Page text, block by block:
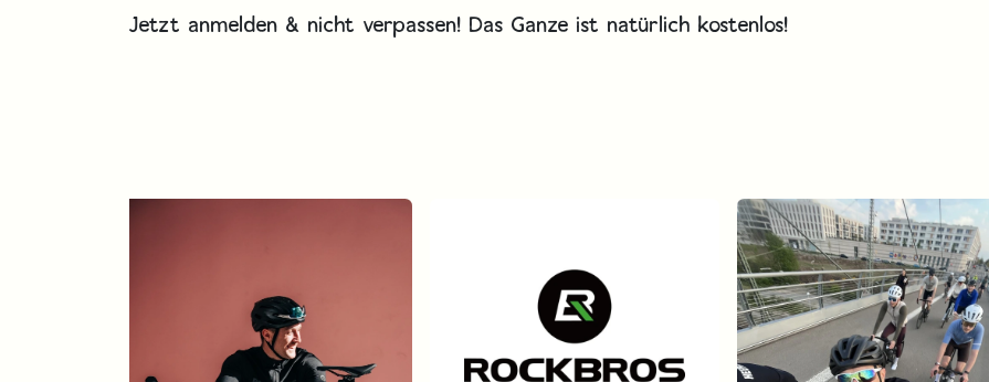
Jetzt anmelden & nicht verpassen! Das Ganze ist natürlich kostenlos!